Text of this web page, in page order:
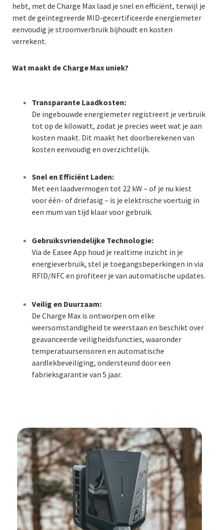
hebt, met de Charge Max laad je snel en efficiënt, terwijl je
met de geïntegreerde MID-gecertificeerde energiemeter
eenvoudig je stroomverbruik bijhoudt en kosten
verrekent.
Wat maakt de Charge Max uniek?
Transparante Laadkosten:
De ingebouwde energiemeter registreert je verbruik
tot op de kilowatt, zodat je precies weet wat je aan
kosten maakt. Dit maakt het doorberekenen van
kosten eenvoudig en overzichtelijk.
Snel en Efficiënt Laden:
Met een laadvermogen tot 22 kW – of je nu kiest
voor één- of driefasig – is je elektrische voertuig in
een mum van tijd klaar voor gebruik.
Gebruiksvriendelijke Technologie:
Via de Easee App houd je realtime inzicht in je
energieverbruik, stel je toegangsbeperkingen in via
RFID/NFC en profiteer je van automatische updates.
Veilig en Duurzaam:
De Charge Max is ontworpen om elke
weersomstandigheid te weerstaan en beschikt over
geavanceerde veiligheidsfuncties, waaronder
temperatuursensoren en automatische
aardlekbeveiliging, ondersteund door een
fabrieksgarantie van 5 jaar.